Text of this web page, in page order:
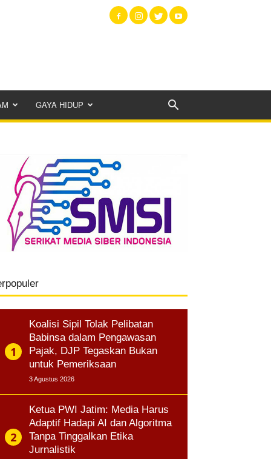
GAYA HIDUP
Koalisi Sipil Tolak Pelibatan
Babinsa dalam Pengawasan
Pajak, DJP Tegaskan Bukan
untuk Pemeriksaan
3 Agustus 2026
Ketua PWI Jatim: Media Harus
Adaptif Hadapi AI dan Algoritma
Tanpa Tinggalkan Etika
Jurnalistik